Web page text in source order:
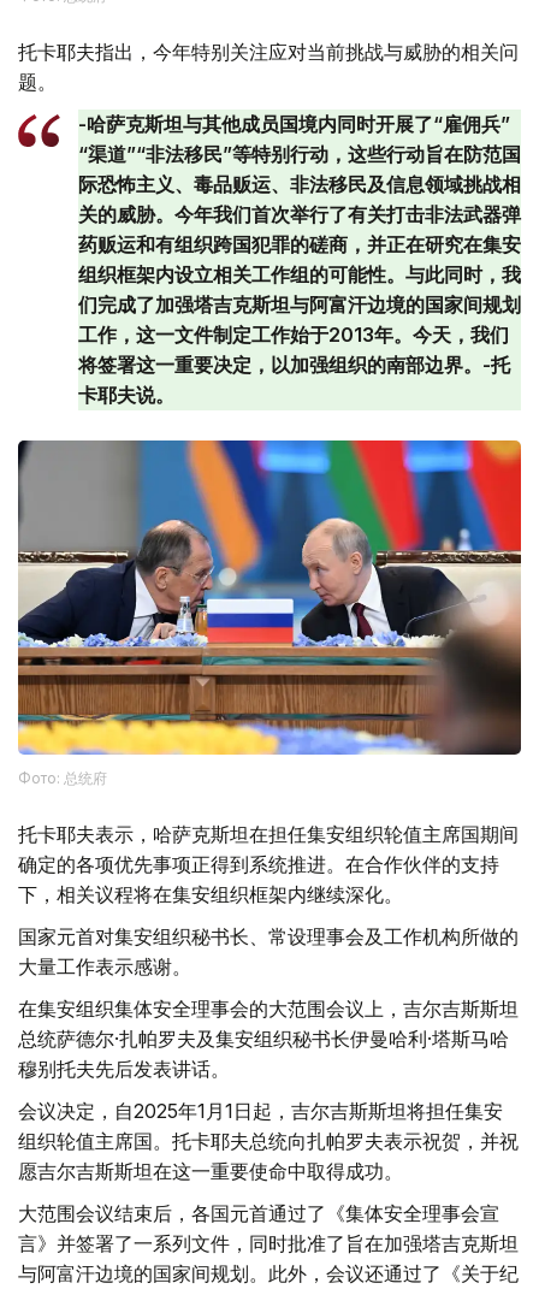
托卡耶夫指出，今年特别关注应对当前挑战与威胁的相关问
题。
-哈萨克斯坦与其他成员国境内同时开展了“雇佣兵”
“渠道”“非法移民”等特别行动，这些行动旨在防范国
际恐怖主义、毒品贩运、非法移民及信息领域挑战相
关的威胁。今年我们首次举行了有关打击非法武器弹
药贩运和有组织跨国犯罪的磋商，并正在研究在集安
组织框架内设立相关工作组的可能性。与此同时，我
们完成了加强塔吉克斯坦与阿富汗边境的国家间规划
工作，这一文件制定工作始于2013年。今天，我们
将签署这一重要决定，以加强组织的南部边界。-托
卡耶夫说。
Фото: 总统府
托卡耶夫表示，哈萨克斯坦在担任集安组织轮值主席国期间
确定的各项优先事项正得到系统推进。在合作伙伴的支持
下，相关议程将在集安组织框架内继续深化。
国家元首对集安组织秘书长、常设理事会及工作机构所做的
大量工作表示感谢。
在集安组织集体安全理事会的大范围会议上，吉尔吉斯斯坦
总统萨德尔·扎帕罗夫及集安组织秘书长伊曼哈利·塔斯马哈
穆别托夫先后发表讲话。
会议决定，自2025年1月1日起，吉尔吉斯斯坦将担任集安
组织轮值主席国。托卡耶夫总统向扎帕罗夫表示祝贺，并祝
愿吉尔吉斯斯坦在这一重要使命中取得成功。
大范围会议结束后，各国元首通过了《集体安全理事会宣
言》并签署了一系列文件，同时批准了旨在加强塔吉克斯坦
与阿富汗边境的国家间规划。此外，会议还通过了《关于纪